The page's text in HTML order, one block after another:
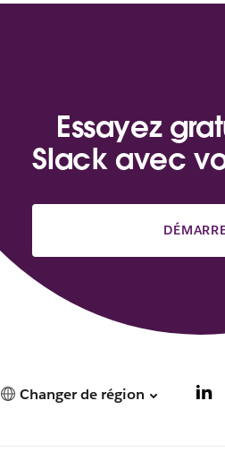
Essayez
Slack avec
Changer de région